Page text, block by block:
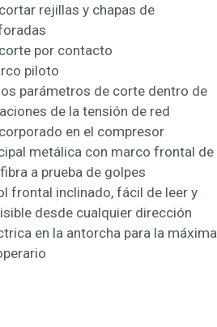
rejillas y chapas de
por contacto
piloto
parámetros de corte dentro de
de la tensión de red
en el compresor
metálica con marco frontal de
a prueba de golpes
frontal inclinado, fácil de leer y
desde cualquier dirección
en la antorcha para la máxima